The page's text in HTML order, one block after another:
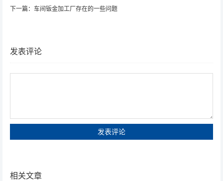
下一篇： 车间钣金加工厂存在的一些问题
发表评论
相关文章